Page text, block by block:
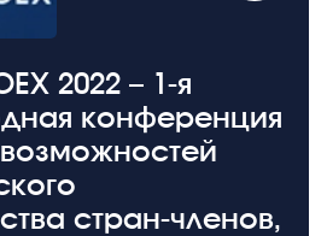
2022 – 1-я
конференция
стран-членов,